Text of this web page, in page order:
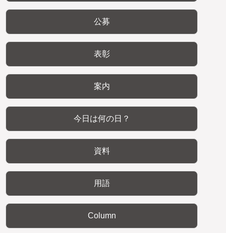
公募
表彰
案内
今日は何の日？
資料
用語
Column